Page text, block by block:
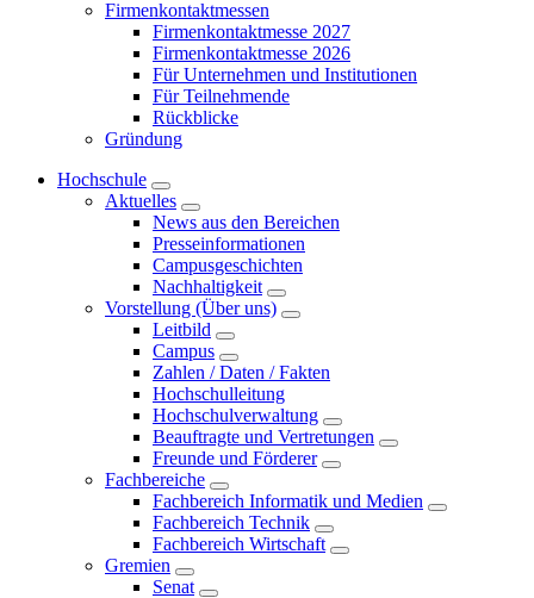
Firmenkontaktmessen
Firmenkontaktmesse 2027
Firmenkontaktmesse 2026
Für Unternehmen und Institutionen
Für Teilnehmende
Rückblicke
Gründung
Hochschule
Aktuelles
News aus den Bereichen
Presseinformationen
Campusgeschichten
Nachhaltigkeit
Vorstellung (Über uns)
Leitbild
Campus
Zahlen / Daten / Fakten
Hochschulleitung
Hochschulverwaltung
Beauftragte und Vertretungen
Freunde und Förderer
Fachbereiche
Fachbereich Informatik und Medien
Fachbereich Technik
Fachbereich Wirtschaft
Gremien
Senat